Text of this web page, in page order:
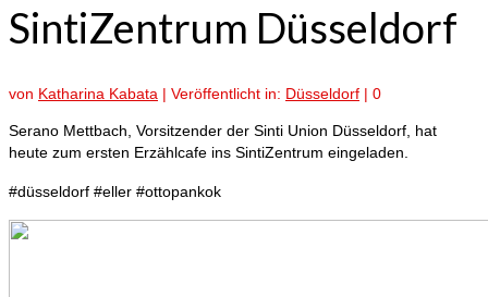
SintiZentrum Düsseldorf
von Katharina Kabata | Veröffentlicht in: Düsseldorf | 0
Serano Mettbach, Vorsitzender der Sinti Union Düsseldorf, hat
heute zum ersten Erzählcafe ins SintiZentrum eingeladen.
#düsseldorf #eller #ottopankok